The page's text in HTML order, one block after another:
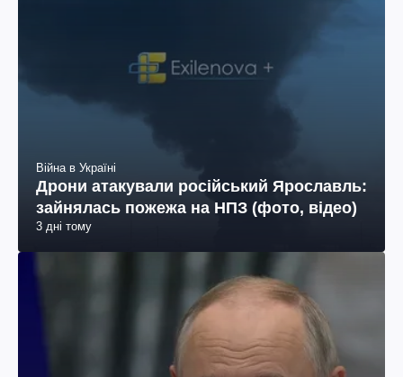
Війна в Україні
Дрони атакували російський Ярославль:
зайнялась пожежа на НПЗ (фото, відео)
3 дні тому